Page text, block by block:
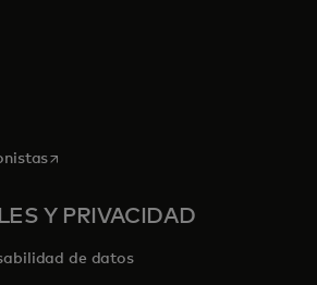
pestaña nueva
se abre en una pestaña nueva
Y PRIVACIDAD
de datos